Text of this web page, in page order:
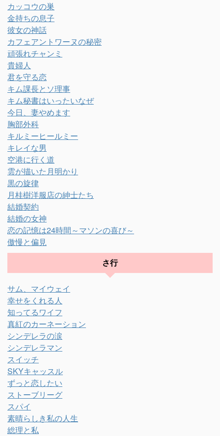
カッコウの巣
金持ちの息子
彼女の神話
カフェアントワーヌの秘密
頑張れチャンミ
貴婦人
君を守る恋
キム課長とソ理事
キム秘書はいったいなぜ
今日、妻やめます
胸部外科
キルミーヒールミー
キレイな男
空港に行く道
雲が描いた月明かり
黒の旋律
月桂樹洋服店の紳士たち
結婚契約
結婚の女神
恋の記憶は24時間～マソンの喜び～
傲慢と偏見
さ行
サム、マイウェイ
幸せをくれる人
知ってるワイフ
真紅のカーネーション
シンデレラの涙
シンデレラマン
スイッチ
SKYキャッスル
ずっと恋したい
ストーブリーグ
スパイ
素晴らしき私の人生
総理と私